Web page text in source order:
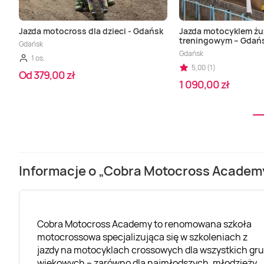
Jazda motocross dla dzieci - Gdańsk
Gdańsk
1 os.
Od 379,00 zł
Jazda motocyklem
treningowym –
Gdańsk
5,00 (1)
1 090,00 zł
Informacje o „Cobra Motocross
Cobra Motocross Academy to renomowana szkoła
motocrossowa specjalizująca się w szkoleniach z
jazdy na motocyklach crossowych dla wszystkich